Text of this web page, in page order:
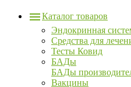
Каталог товаров
Эндокринная
Средства для
Тесты Ковид
БАДы
БАДы
Вакцины